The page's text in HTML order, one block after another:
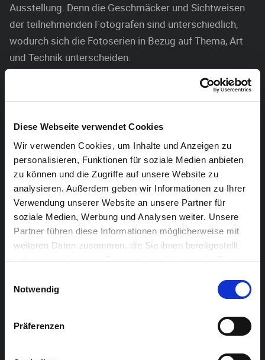
Diese Webseite verwendet Cookies
Wir verwenden Cookies, um Inhalte und Anzeigen zu
personalisieren, Funktionen für soziale Medien anbieten
zu können und die Zugriffe auf unsere Website zu
analysieren. Außerdem geben wir Informationen zu Ihrer
Verwendung unserer Website an unsere Partner für
soziale Medien, Werbung und Analysen weiter. Unsere
Partner führen diese Informationen möglicherweise mit
weiteren Daten zusammen, die Sie ihnen bereitgestellt
haben oder die sie im Rahmen Ihrer Nutzung der Dienste
Notwendig
Präferenzen
Ausstellung. Denn die Geschmäcker und Sichtweisen
der teilnehmenden Fotografen sind unterschiedlich,
wodurch sich die Fotoserien in Bezug auf Thema, Art
und Technik unterscheiden.
Mit dabei sind aus Belgien Herman van den Boom, Julie
van der Vaart, Marc Wendelski und Jean Janssis, aus
sowie aus den Niederlanden das F68 Fotografen
Kollektiv (Nico Bastens, Ed Hoogenboom, George
Meijers, Indra Moonen, Guido Paulussen und Henry
Witpeerd).